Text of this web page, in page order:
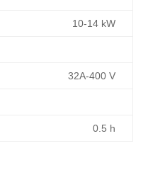
10-14 kW
32A-400 V
0.5 h